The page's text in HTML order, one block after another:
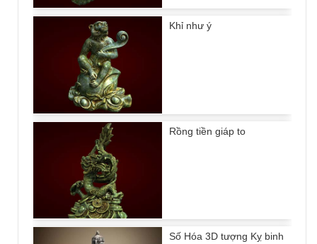
Khỉ như ý
Rồng tiền giáp to
Số Hóa 3D tượng Kỵ binh